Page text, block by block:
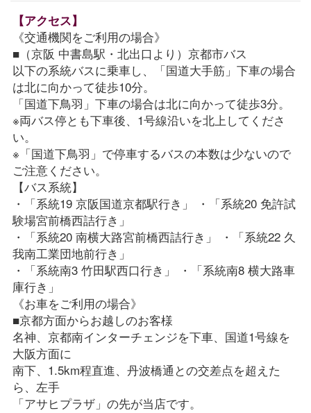
【アクセス】
《交通機関をご利用の場合》
■（京阪 中書島駅・北出口より）京都市バス
以下の系統バスに乗車し、「国道大手筋」下車の場合
は北に向かって徒歩10分。
「国道下鳥羽」下車の場合は北に向かって徒歩3分。
※両バス停とも下車後、1号線沿いを北上してくださ
い。
※「国道下鳥羽」で停車するバスの本数は少ないので
ご注意ください。
【バス系統】
・「系統19 京阪国道京都駅行き」 ・「系統20 免許試
験場宮前橋西詰行き」
・「系統20 南横大路宮前橋西詰行き」 ・「系統22 久
我南工業団地前行き」
・「系統南3 竹田駅西口行き」 ・「系統南8 横大路車
庫行き」
《お車をご利用の場合》
■京都方面からお越しのお客様
名神、京都南インターチェンジを下車、国道1号線を
大阪方面に
南下、1.5km程直進、丹波橋通との交差点を超えた
ら、左手
「アサヒプラザ」の先が当店です。